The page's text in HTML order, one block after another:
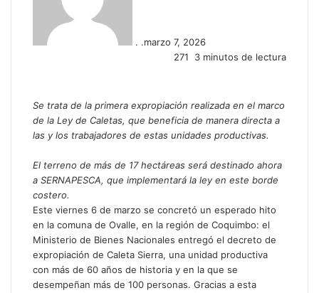
. .marzo 7, 2026
271
3 minutos de lectura
Se trata de la primera expropiación realizada en el marco
de la Ley de Caletas, que beneficia de manera directa a
las y los trabajadores de estas unidades productivas.
El terreno de más de 17 hectáreas será destinado ahora
a SERNAPESCA, que implementará la ley en este borde
costero.
Este viernes 6 de marzo se concretó un esperado hito
en la comuna de Ovalle, en la región de Coquimbo: el
Ministerio de Bienes Nacionales entregó el decreto de
expropiación de Caleta Sierra, una unidad productiva
con más de 60 años de historia y en la que se
desempeñan más de 100 personas. Gracias a esta